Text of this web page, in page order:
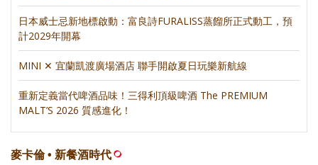
日本威士忌新地標啟動：富良詩FURALISS蒸餾所正式動工，預
計2029年開幕
MINI ✕ 宜蘭凱渡廣場酒店 聯手開啟夏日玩樂新航線
重新定義當代啤酒品味！三得利頂級啤酒 The PREMIUM
MALT’S 2026 質感進化！
麥卡倫 • 新餐酒時代